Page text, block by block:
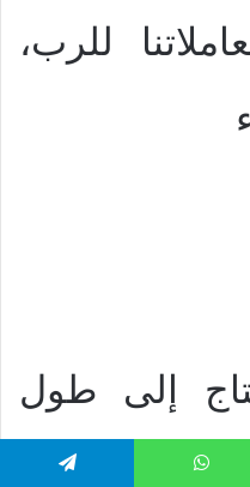
للرب،
إلى طول